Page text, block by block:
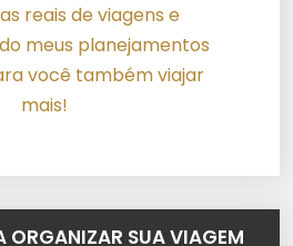
reais de viagens e
meus planejamentos
você também viajar
mais!
ORGANIZAR SUA VIAGEM